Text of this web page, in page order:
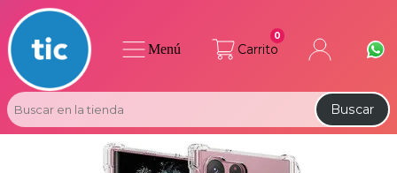
Carrito
0
Buscar
Menú